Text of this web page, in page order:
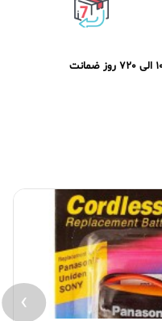
7 روز ضمانت
›